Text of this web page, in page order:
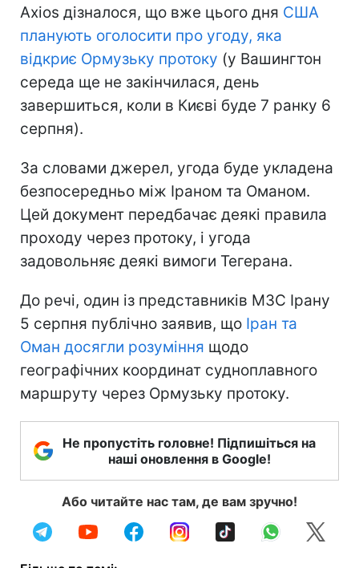
Axios дізналося, що вже цього дня США
планують оголосити про угоду, яка
відкриє Ормузьку протоку (у Вашингтон
середа ще не закінчилася, день
завершиться, коли в Києві буде 7 ранку 6
серпня).
За словами джерел, угода буде укладена
безпосередньо між Іраном та Оманом.
Цей документ передбачає деякі правила
проходу через протоку, і угода
задовольняє деякі вимоги Тегерана.
До речі, один із представників МЗС Ірану
5 серпня публічно заявив, що Іран та
Оман досягли розуміння щодо
географічних координат судноплавного
маршруту через Ормузьку протоку.
Не пропустіть головне! Підпишіться на
наші оновлення в Google!
Або читайте нас там, де вам зручно!